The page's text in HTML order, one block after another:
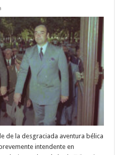
de la desgraciada aventura bélica
intendente en